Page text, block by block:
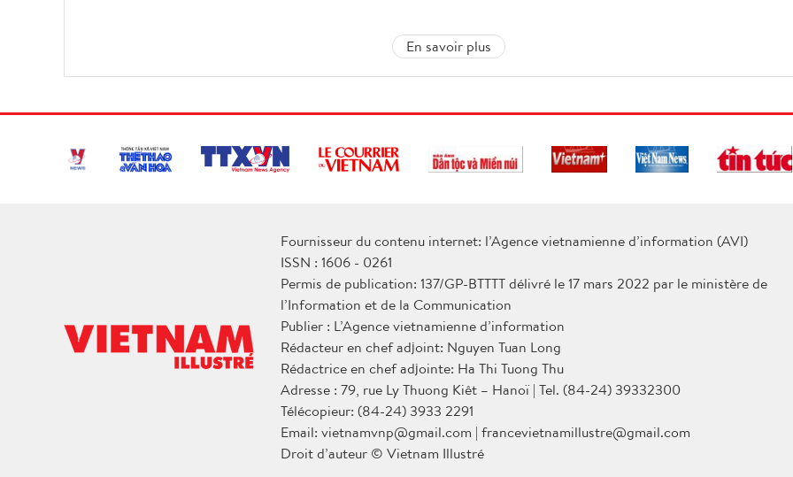
En savoir plus
Fournisseur du contenu internet: l’Agence vietnamienne d’information (AVI)
ISSN : 1606 - 0261
Permis de publication: 137/GP-BTTTT délivré le 17 mars 2022 par le ministère de
l’Information et de la Communication
Publier : L’Agence vietnamienne d’information
Rédacteur en chef adjoint: Nguyen Tuan Long
Rédactrice en chef adjointe: Ha Thi Tuong Thu
Adresse : 79, rue Ly Thuong Kiêt – Hanoï | Tel. (84-24) 39332300
Télécopieur: (84-24) 3933 2291
Email: vietnamvnp@gmail.com | francevietnamillustre@gmail.com
Droit d’auteur © Vietnam Illustré